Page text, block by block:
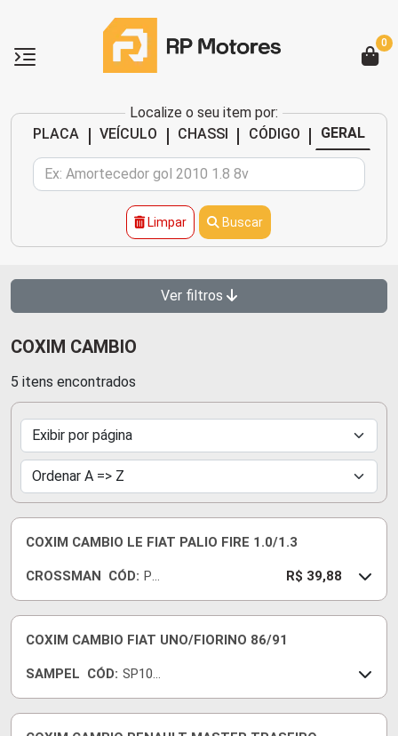
Localize o seu item por:
PLACA
| VEÍCULO | CHASSI | CÓDIGO | GERAL
Limpar Buscar
0
Ver filtros
COXIM CAMBIO
5 itens encontrados
COXIM CAMBIO LE FIAT PALIO FIRE 1.0/1.3
CROSSMAN CÓD: PS
04
9
R$ 39,88
COXIM CAMBIO FIAT UNO/FIORINO 86/91
SAMPEL CÓD: SP102